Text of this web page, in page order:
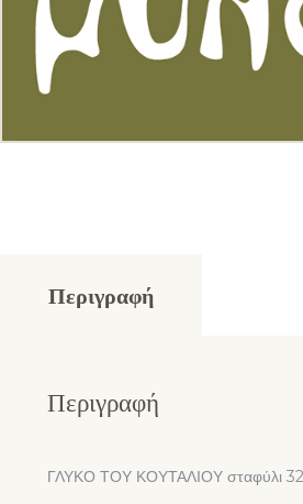
Περιγραφή
Περιγραφή
ΓΛΥΚΟ ΤΟΥ ΚΟΥΤΑΛΙΟΥ σταφύλι